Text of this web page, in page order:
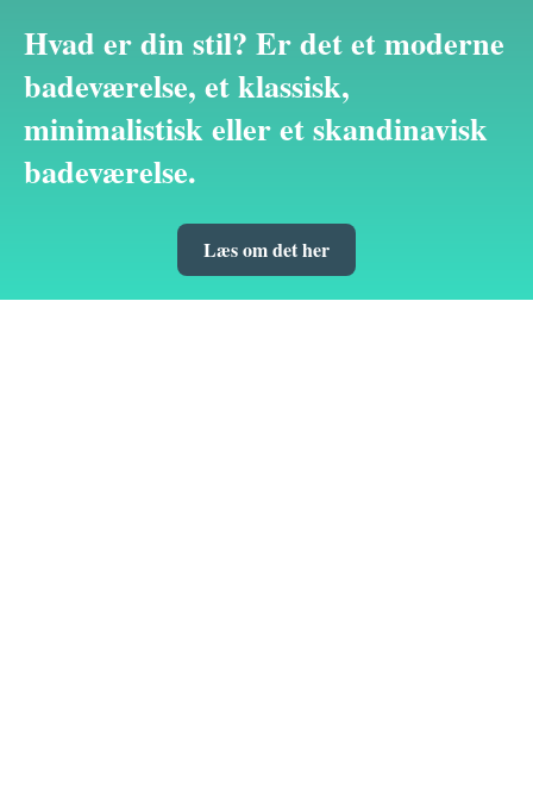
Hvad er din stil? Er det et moderne
badeværelse, et klassisk,
minimalistisk eller et skandinavisk
badeværelse.
Læs om det her